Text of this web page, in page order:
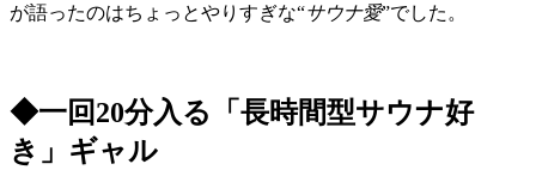
が語ったのはちょっとやりすぎな“サウナ愛”でした。
◆一回20分入る「長時間型サウナ好
き」ギャル